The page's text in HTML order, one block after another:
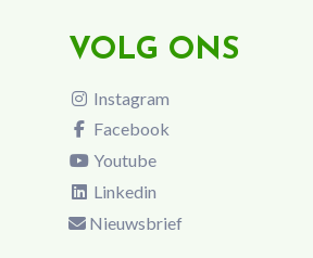
VOLG ONS
Instagram
Facebook
Youtube
Linkedin
Nieuwsbrief